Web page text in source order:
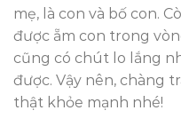
mẹ, là con và bố con.
được ẵm con trong
cũng có chút lo lắng
được. Vậy nên, chàng
thật khỏe mạnh nhé!